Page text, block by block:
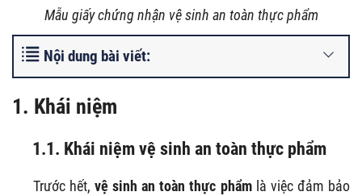
Mẫu giấy chứng nhận vệ sinh an toàn thực phẩm
Nội dung bài viết:
1. Khái niệm
1.1. Khái niệm vệ sinh an toàn thực phẩm
Trước hết, vệ sinh an toàn thực phẩmlà việc đảm bảo